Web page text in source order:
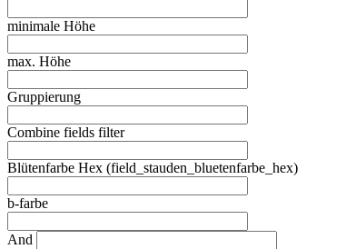
minimale Höhe
max. Höhe
Gruppierung
Combine fields filter
Blütenfarbe Hex (field_stauden_bluetenfarbe_hex)
b-farbe
And